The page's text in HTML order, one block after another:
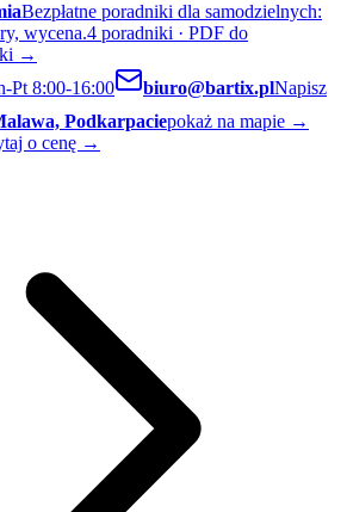
Bezpłatne poradniki dla samodzielnych:
wycena.4 poradniki · PDF do
→
Pt 8:00-16:00 biuro@bartix.plNapisz
Podkarpaciepokaż na mapie →
o cenę →